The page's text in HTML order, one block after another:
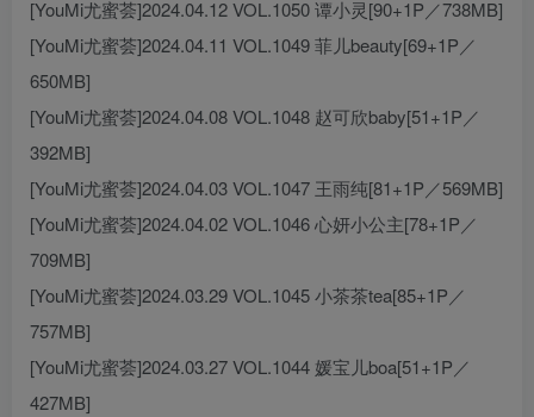
[YouMi尤蜜荟]2024.04.12 VOL.1050 谭小灵[90+1P／738MB]
[YouMi尤蜜荟]2024.04.11 VOL.1049 菲儿beauty[69+1P／
650MB]
[YouMi尤蜜荟]2024.04.08 VOL.1048 赵可欣baby[51+1P／
392MB]
[YouMi尤蜜荟]2024.04.03 VOL.1047 王雨纯[81+1P／569MB]
[YouMi尤蜜荟]2024.04.02 VOL.1046 心妍小公主[78+1P／
709MB]
[YouMi尤蜜荟]2024.03.29 VOL.1045 小茶茶tea[85+1P／
757MB]
[YouMi尤蜜荟]2024.03.27 VOL.1044 媛宝儿boa[51+1P／
427MB]